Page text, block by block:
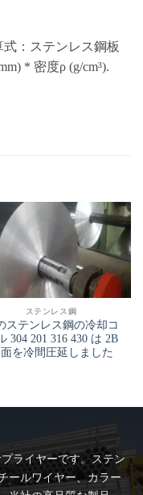
：ステンレス鋼板
* 密度ρ (g/cm³).
ステンレス鋼
ステンレス鋼の冷却コ
304 201 316 430 は 2B
を冷間圧延しました
ライヤーです。ステン
ールワイヤー、カラー